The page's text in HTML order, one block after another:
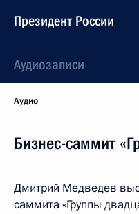
Президент России
Аудиозаписи
Аудио
Бизнес-саммит
Дмитрий Медведев
саммита «Группы